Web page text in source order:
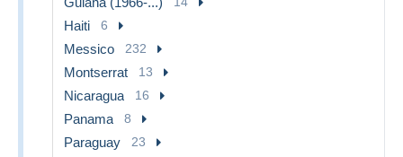
Haiti 6
Messico 232
Montserrat 13
Nicaragua 16
Panama 8
Paraguay 23